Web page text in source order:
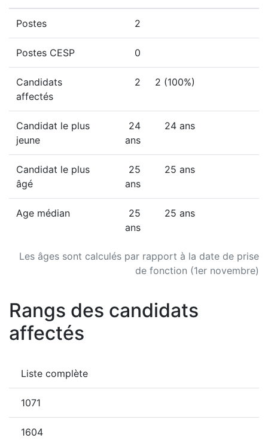
Les âges sont calculés par rapport à la date de prise
de fonction (1er novembre)
Postes 2
Postes CESP 0
Candidats
affectés
2 2 (100%)
Candidat le plus
jeune
24
ans
24 ans
Candidat le plus
âgé
25
ans
25 ans
Age médian
25
ans
25 ans
Rangs des candidats
affectés
Liste complète
1071
1604